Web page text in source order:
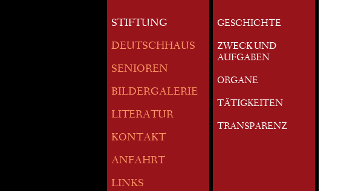
STIFTUNG
DEUTSCHHAUS
SENIOREN
BILDERGALERIE
LITERATUR
KONTAKT
ANFAHRT
LINKS
GESCHICHTE
ZWECK UND
AUFGABEN
ORGANE
TÄTIGKEITEN
TRANSPARENZ